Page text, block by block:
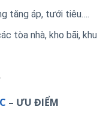
tăng áp, tưới tiêu….
tòa nhà, kho bãi, khu
– ƯU ĐIỂM